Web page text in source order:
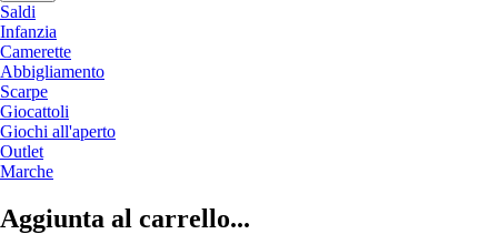
Saldi
Infanzia
Camerette
Abbigliamento
Scarpe
Giocattoli
Giochi all'aperto
Outlet
Marche
Aggiunta al carrello...